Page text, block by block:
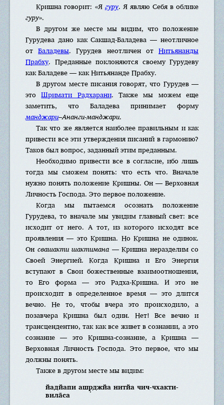
Кришна говорит: «Я гуру. Я являю Себя в облике
гуру».
В другом же месте мы видим, что положение
Гурудева дано как Сакшад-Баладева — неотличное
отБаладевы. Гурудев неотличен отНитьянанды
Прабху. Преданные поклоняются своему Гурудеву
как Баладеве — как Нитьянанде Прабху.
В другом месте писания говорят, что Гурудев —
этоШримати Радхарани. Также мы можем еще
заметить, что Баладева принимает форму
манджари–Ананги-манджари.
Так что же является наиболее правильным и как
привести все эти утверждения писаний в гармонию?
Таков был вопрос, заданный этим преданным.
Необходимо привести все в согласие, ибо лишь
тогда мы сможем понять: что есть что. Вначале
нужно понять положение Кришны. Он — Верховная
Личность Господа. Это первое положение.
Когда мы пытаемся осознать положение
Гурудева, то вначале мы увидим главный свет: все
исходит от него. А тот, из которого исходят все
проявления — это Кришна. Но Кришна не одинок.
Он свашакти шактимана— Кришна неразделим со
Своей Энергией. Когда Кришна и Его Энергия
вступают в Свои божественные взаимоотношения,
то Его форма — это Радха-Кришна. И это не
происходит в определенное время — это длится
вечно. Не то, чтобы вчера это происходило, а
позавчера Кришна был один. Нет! Все вечно и
трансцендентно, так как все живет в сознании, а это
сознание — это Кришна-сознание, а Кришна —
Верховная Личность Господа. Это первое, что мы
должны понять.
Также в другом месте мы видим:
йадйапи ашр̣джйа нитйа чич-чхакти-
вила̄са